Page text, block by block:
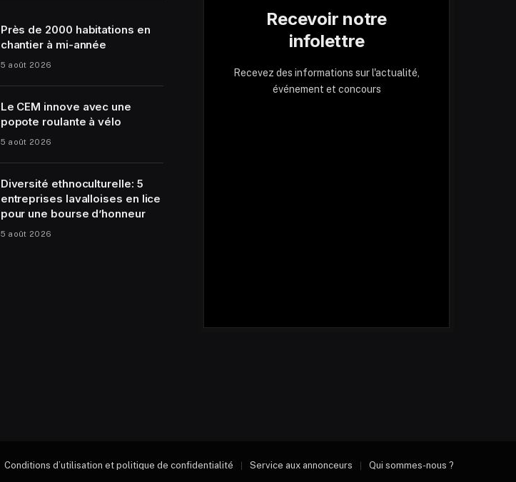
Près de 2000 habitations en
chantier à mi-année
5 août 2026
Le CEM innove avec une
popote roulante à vélo
5 août 2026
Diversité ethnoculturelle: 5
entreprises lavalloises en lice
pour une bourse d’honneur
5 août 2026
Recevoir notre
infolettre
Recevez des informations sur l'actualité,
événement et concours
Conditions d’utilisation et politique de confidentialité Service aux annonceurs Qui sommes-nous ?